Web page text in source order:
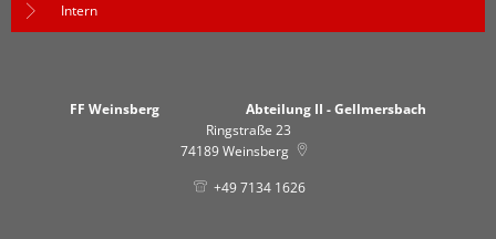
Intern
FF Weinsberg Abteilung II - Gellmersbach
Ringstraße 23
74189Weinsberg
+49 7134 1626